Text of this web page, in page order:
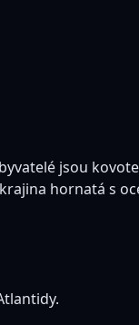
jsou
hornatá s